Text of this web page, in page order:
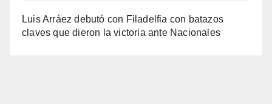
Luis Arráez debutó con Filadelfia con batazos
claves que dieron la victoria ante Nacionales